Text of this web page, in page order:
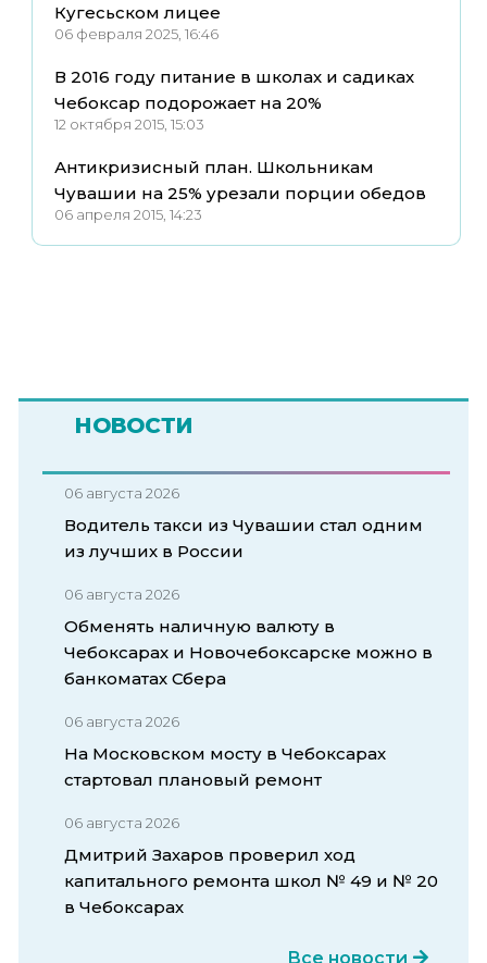
Кугесьском лицее
06 февраля 2025, 16:46
В 2016 году питание в школах и садиках
Чебоксар подорожает на 20%
12 октября 2015, 15:03
Антикризисный план. Школьникам
Чувашии на 25% урезали порции обедов
06 апреля 2015, 14:23
НОВОСТИ
06 августа 2026
Водитель такси из Чувашии стал одним
из лучших в России
06 августа 2026
Обменять наличную валюту в
Чебоксарах и Новочебоксарске можно в
банкоматах Сбера
06 августа 2026
На Московском мосту в Чебоксарах
стартовал плановый ремонт
06 августа 2026
Дмитрий Захаров проверил ход
капитального ремонта школ № 49 и № 20
в Чебоксарах
Все новости